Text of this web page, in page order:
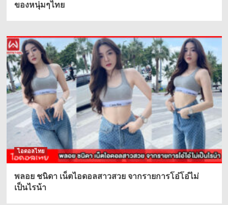
ของหนุ่มๆไทย
ไอดอลไทย
พลอย ชนิดา เน็ตไอดอลสาวสวย จากรายการโอ๋โอ๋ไม่
เป็นไรน้า